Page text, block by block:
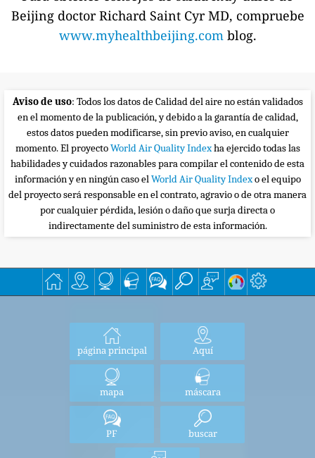
Beijing doctor Richard Saint Cyr MD, compruebe
www.myhealthbeijing.com blog.
Aviso de uso: Todos los datos de Calidad del aire no están validados
en el momento de la publicación, y debido a la garantía de calidad,
estos datos pueden modificarse, sin previo aviso, en cualquier
momento. El proyectoWorld Air Quality Indexha ejercido todas las
habilidades y cuidados razonables para compilar el contenido de esta
información y en ningún caso elWorld Air Quality Indexo el equipo
del proyecto será responsable en el contrato, agravio o de otra manera
por cualquier pérdida, lesión o daño que surja directa o
indirectamente del suministro de esta información.
página principal Aquí
mapa máscara
PF buscar